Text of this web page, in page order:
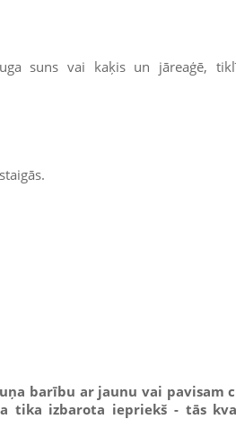
suns vai kaķis un jāreaģē,
barību ar jaunu vai pavisam
tika izbarota iepriekš - tās